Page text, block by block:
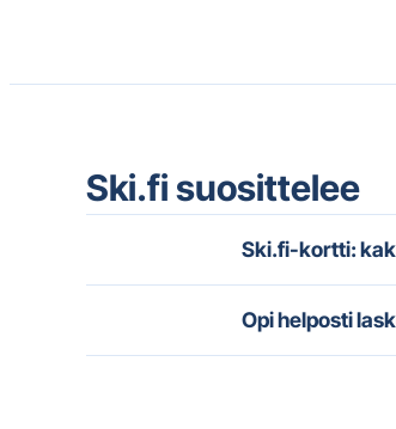
Ski.fi suosittelee
Ski.fi-kortti:
Opi helposti